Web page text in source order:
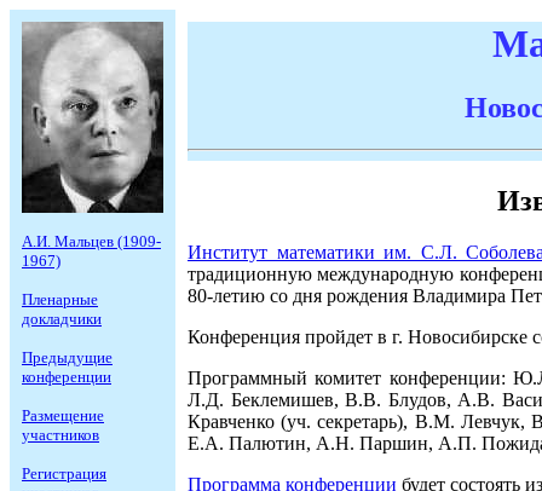
А.И. Мальцев (1909-
1967)
Пленарные
докладчики
Предыдущие
конференции
Размещение
участников
Регистрация
Институт математики им. С.Л.
традиционную международную
80-летию со дня рождения Владимира
Конференция пройдет в г. Новосибирске
Программный комитет конференции:
Л.Д. Беклемишев, В.В. Блудов, А.В.
Кравченко (уч. секретарь), В.М.
Е.А. Палютин, А.Н. Паршин, А.П.
Программа конференции будет